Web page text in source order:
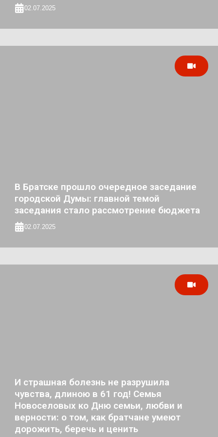
02.07.2025
В Братске прошло очередное заседание
городской Думы: главной темой
заседания стало рассмотрение бюджета
02.07.2025
И страшная болезнь не разрушила
чувства, длиною в 61 год! Семья
Новоселовых ко Дню семьи, любви и
верности: о том, как братчане умеют
дорожить, беречь и ценить